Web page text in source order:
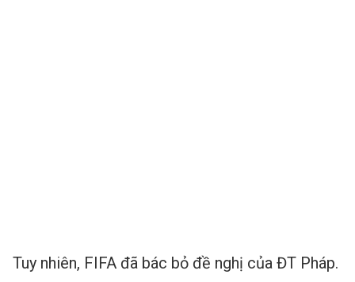
Tuy nhiên, FIFA đã bác bỏ đề nghị của ĐT Pháp.